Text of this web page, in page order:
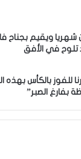
تلوح في الأفق
للفوز بالكأس بهذه
بفارغ الصبر”